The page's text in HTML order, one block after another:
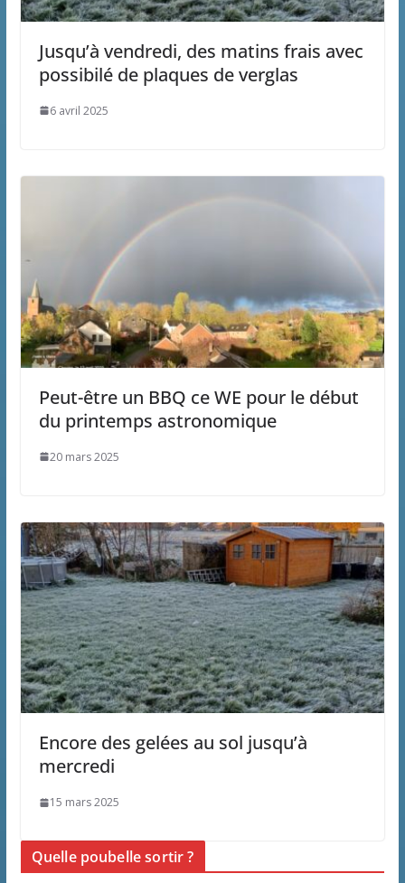
Jusqu’à vendredi, des matins frais avec
possibilé de plaques de verglas
6 avril 2025
Peut-être un BBQ ce WE pour le début
du printemps astronomique
20 mars 2025
Encore des gelées au sol jusqu’à
mercredi
15 mars 2025
Quelle poubelle sortir ?